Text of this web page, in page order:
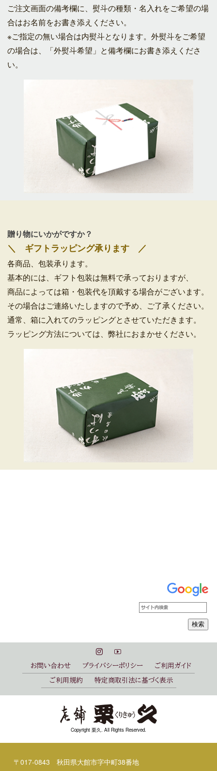
ご注文画面の備考欄に、熨斗の種類・名入れをご希望の場
合はお名前をお書き添えください。
※ご指定の無い場合は内熨斗となります。外熨斗をご希望
の場合は、「外熨斗希望」と備考欄にお書き添えくださ
い。
贈り物にいかがですか？
＼ ギフトラッピング承ります ／
各商品、包装承ります。
基本的には、ギフト包装は無料で承っておりますが、
商品によっては箱・包装代を頂戴する場合がございます。
その場合はご連絡いたしますので予め、ご了承ください。
通常、箱に入れてのラッピングとさせていただきます。
ラッピング方法については、弊社におまかせください。
お問い合わせ プライバシーポリシー ご利用ガイド
ご利用規約 特定商取引法に基づく表示
Copyright 栗久. All Rights Reserved.
〒017-0843 秋田県大館市字中町38番地